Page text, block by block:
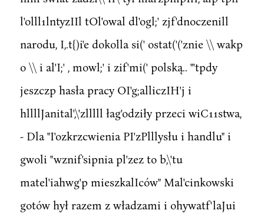
l'olll1lntyzIIl tOl'owal dl'ogl;' zjf'dnoczenill
narodu, I,.t{)i'e dokolla si(' ostat('('znie \\ wakp
o \\ i al'I;' , mowl;' i zif'mi(' polską.. "'tpdy
jeszczp hasła pracy OI'g;alliczIH'j i
hllllJanital',\'zlllll łag'odziły przeci wiC11stwa,
- Dla "I'ozkrzcwienia PI'zPlllysłu i handlu" i
gwoli "wznif'sipnia pl'zez to b,\'tu
matel'iahwg'p mieszkalIców" Mal'cinkowski
gotów hył razem z władzami i ohywatf'laJui